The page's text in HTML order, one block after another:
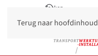
Terug naar hoofdinhoud